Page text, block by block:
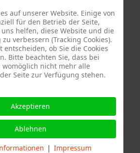
auf unserer Website. Einige von
für den Betrieb der Seite,
helfen, diese Website und die
verbessern (Tracking Cookies).
entscheiden, ob Sie die Cookies
Bitte beachten Sie, dass bei
nicht mehr alle
Seite zur Verfügung stehen.
Akzeptieren
Ablehnen
| Impressum